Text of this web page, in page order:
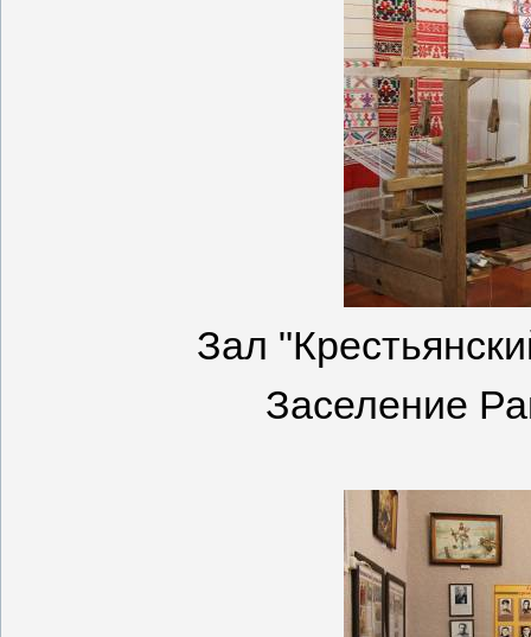
Зал
Заселение